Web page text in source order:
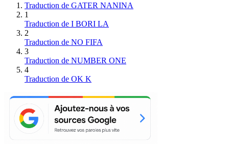
Traduction de GATER NANINA
1
Traduction de I BORI LA
2
Traduction de NO FIFA
3
Traduction de NUMBER ONE
4
Traduction de OK K